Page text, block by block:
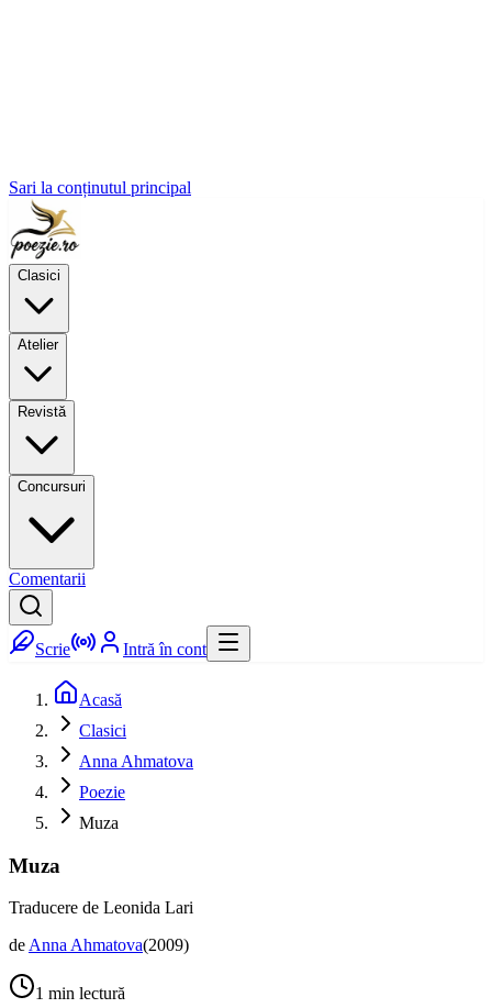
Sari la conținutul principal
Clasici
Atelier
Revistă
Concursuri
Comentarii
Scrie Intră în cont
Acasă
Clasici
Anna Ahmatova
Poezie
Muza
Muza
Traducere de Leonida Lari
deAnna Ahmatova(2009)
1 min lectură